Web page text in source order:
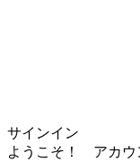
サインイン
ようこそ！ アカウ